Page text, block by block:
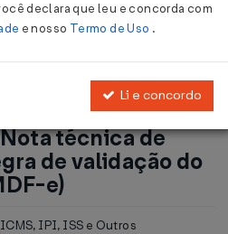
do MDF-e)...
Voltar
da Nota Técnica
técnica de
de validação do
e)
IPI, ISS e Outros
declara que leu e concorda com
e nosso Termo de Uso .
Li e concordo